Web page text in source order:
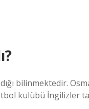
bilinmektedir.
kulübü İngilizler